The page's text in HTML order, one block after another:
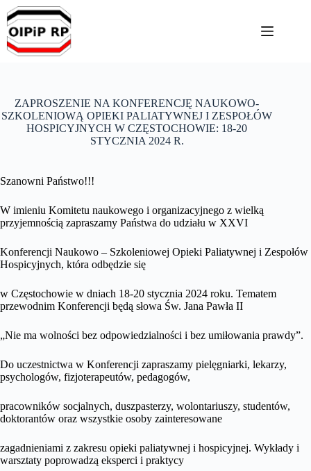
Przejdź
do
treści
ZAPROSZENIE NA KONFERENCJĘ NAUKOWO-
SZKOLENIOWĄ OPIEKI PALIATYWNEJ I ZESPOŁÓW
HOSPICYJNYCH W CZĘSTOCHOWIE: 18-20
STYCZNIA 2024 R.
Szanowni Państwo!!!
W imieniu Komitetu naukowego i organizacyjnego z wielką
przyjemnością zapraszamy Państwa do udziału w XXVI
Konferencji Naukowo – Szkoleniowej Opieki Paliatywnej i Zespołów
Hospicyjnych, która odbędzie się
w Częstochowie w dniach 18-20 stycznia 2024 roku. Tematem
przewodnim Konferencji będą słowa Św. Jana Pawła II
„Nie ma wolności bez odpowiedzialności i bez umiłowania prawdy”.
Do uczestnictwa w Konferencji zapraszamy pielęgniarki, lekarzy,
psychologów, fizjoterapeutów, pedagogów,
pracowników socjalnych, duszpasterzy, wolontariuszy, studentów,
doktorantów oraz wszystkie osoby zainteresowane
zagadnieniami z zakresu opieki paliatywnej i hospicyjnej. Wykłady i
warsztaty poprowadzą eksperci i praktycy